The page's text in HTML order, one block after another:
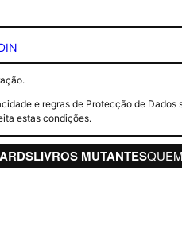
e regras de Protecção de Dados
estas condições.
LIVROS MUTANTES